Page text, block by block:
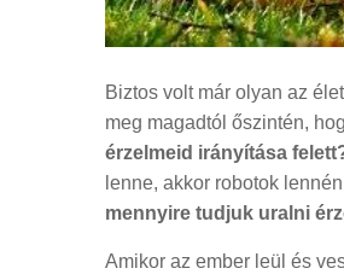
Biztos volt már olyan az
meg magadtól őszintén,
érzelmeid irányítása
lenne, akkor robotok
mennyire tudjuk uralni
Amikor az ember leül és